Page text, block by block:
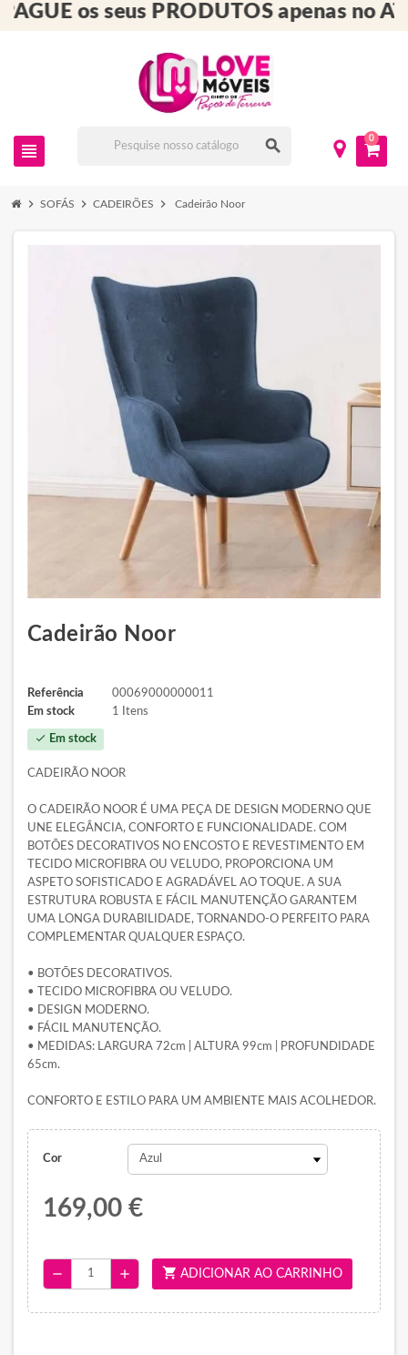
os seus PRODUTOS apenas no
view_headline search 0
chevron_right SOFÁS chevron_right CADEIRÕES chevron_right Cadeirão Noor
Cadeirão Noor
Referência
00069000000011
Em stock
1 Itens
check Em stock
CADEIRÃO NOOR
O CADEIRÃO NOOR É UMA PEÇA DE DESIGN MODERNO QUE
UNE ELEGÂNCIA, CONFORTO E FUNCIONALIDADE. COM
BOTÕES DECORATIVOS NO ENCOSTO E REVESTIMENTO EM
TECIDO MICROFIBRA OU VELUDO, PROPORCIONA UM
ASPETO SOFISTICADO E AGRADÁVEL AO TOQUE. A SUA
ESTRUTURA ROBUSTA E FÁCIL MANUTENÇÃO GARANTEM
UMA LONGA DURABILIDADE, TORNANDO-O PERFEITO PARA
COMPLEMENTAR QUALQUER ESPAÇO.
• BOTÕES DECORATIVOS.
• TECIDO MICROFIBRA OU VELUDO.
• DESIGN MODERNO.
• FÁCIL MANUTENÇÃO.
• MEDIDAS: LARGURA 72cm | ALTURA 99cm | PROFUNDIDADE
65cm.
CONFORTO E ESTILO PARA UM AMBIENTE MAIS ACOLHEDOR.
Cor
169,00 €
remove add shopping_cart ADICIONAR AO CARRINHO